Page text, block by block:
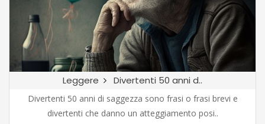
Leggere Divertenti 50 anni d..
Divertenti 50 anni di saggezza sono frasi o frasi brevi e
divertenti che danno un atteggiamento posi..